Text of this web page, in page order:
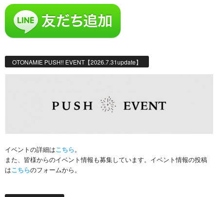
OTONAMIE PUSH!! EVENT【2026.7.31update】
イベントの詳細はこちら。
また、皆様からのイベント情報も募集しています。イベント情報の投稿
はこちらのフォームから。